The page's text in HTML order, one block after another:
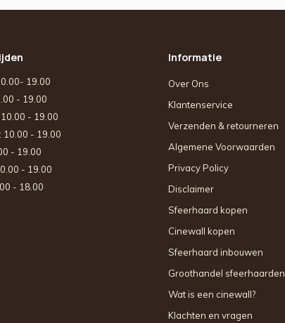
19.00
- 19.00
10.00 - 19.00
: 10.00 - 19.00
- 19.00
- 19.00
- 18.00
Informatie
Over Ons
Klantenservice
Verzenden & retourneren
Algemene Voorwaarden
Privacy Policy
Disclaimer
Sfeerhaard kopen
Cinewall kopen
Sfeerhaard inbouwen
Groothandel sfeerhaarden
Wat is een cinewall?
Klachten en vragen